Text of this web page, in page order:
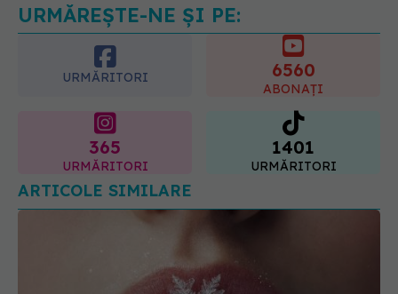
08.08.2026, 20:00
URMĂRITORI
365 1401
URMĂRITORI
ARTICOLE SIMILARE